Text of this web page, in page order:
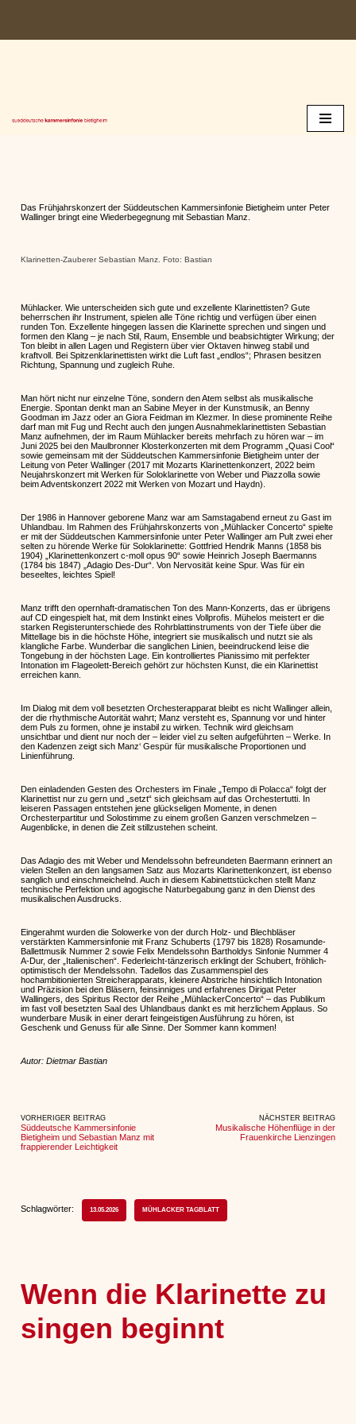
Zum
Das Frühjahrskonzert der Süddeutschen Kammersinfonie Bietigheim unter Peter
Wallinger bringt eine Wiederbegegnung mit Sebastian Manz.
Klarinetten-Zauberer Sebastian Manz. Foto: Bastian
Mühlacker. Wie unterscheiden sich gute und exzellente Klarinettisten? Gute
beherrschen ihr Instrument, spielen alle Töne richtig und verfügen über einen
runden Ton. Exzellente hingegen lassen die Klarinette sprechen und singen und
formen den Klang – je nach Stil, Raum, Ensemble und beabsichtigter Wirkung; der
Ton bleibt in allen Lagen und Registern über vier Oktaven hinweg stabil und
kraftvoll. Bei Spitzenklarinettisten wirkt die Luft fast „endlos“; Phrasen besitzen
Richtung, Spannung und zugleich Ruhe.
Man hört nicht nur einzelne Töne, sondern den Atem selbst als musikalische
Energie. Spontan denkt man an Sabine Meyer in der Kunstmusik, an Benny
Goodman im Jazz oder an Giora Feidman im Klezmer. In diese prominente Reihe
darf man mit Fug und Recht auch den jungen Ausnahmeklarinettisten Sebastian
Manz aufnehmen, der im Raum Mühlacker bereits mehrfach zu hören war – im
Juni 2025 bei den Maulbronner Klosterkonzerten mit dem Programm „Quasi Cool“
sowie gemeinsam mit der Süddeutschen Kammersinfonie Bietigheim unter der
Leitung von Peter Wallinger (2017 mit Mozarts Klarinettenkonzert, 2022 beim
Neujahrskonzert mit Werken für Soloklarinette von Weber und Piazzolla sowie
beim Adventskonzert 2022 mit Werken von Mozart und Haydn).
Der 1986 in Hannover geborene Manz war am Samstagabend erneut zu Gast im
Uhlandbau. Im Rahmen des Frühjahrskonzerts von „Mühlacker Concerto“ spielte
er mit der Süddeutschen Kammersinfonie unter Peter Wallinger am Pult zwei eher
selten zu hörende Werke für Soloklarinette: Gottfried Hendrik Manns (1858 bis
1904) „Klarinettenkonzert c-moll opus 90“ sowie Heinrich Joseph Baermanns
(1784 bis 1847) „Adagio Des-Dur“. Von Nervosität keine Spur. Was für ein
beseeltes, leichtes Spiel!
Manz trifft den opernhaft-dramatischen Ton des Mann-Konzerts, das er übrigens
auf CD eingespielt hat, mit dem Instinkt eines Vollprofis. Mühelos meistert er die
starken Registerunterschiede des Rohrblattinstruments von der Tiefe über die
Mittellage bis in die höchste Höhe, integriert sie musikalisch und nutzt sie als
klangliche Farbe. Wunderbar die sanglichen Linien, beeindruckend leise die
Tongebung in der höchsten Lage. Ein kontrolliertes Pianissimo mit perfekter
Intonation im Flageolett-Bereich gehört zur höchsten Kunst, die ein Klarinettist
erreichen kann.
Im Dialog mit dem voll besetzten Orchesterapparat bleibt es nicht Wallinger allein,
der die rhythmische Autorität wahrt; Manz versteht es, Spannung vor und hinter
dem Puls zu formen, ohne je instabil zu wirken. Technik wird gleichsam
unsichtbar und dient nur noch der – leider viel zu selten aufgeführten – Werke. In
den Kadenzen zeigt sich Manz‘ Gespür für musikalische Proportionen und
Linienführung.
Den einladenden Gesten des Orchesters im Finale „Tempo di Polacca“ folgt der
Klarinettist nur zu gern und „setzt“ sich gleichsam auf das Orchestertutti. In
leiseren Passagen entstehen jene glückseligen Momente, in denen
Orchesterpartitur und Solostimme zu einem großen Ganzen verschmelzen –
Augenblicke, in denen die Zeit stillzustehen scheint.
Das Adagio des mit Weber und Mendelssohn befreundeten Baermann erinnert an
vielen Stellen an den langsamen Satz aus Mozarts Klarinettenkonzert, ist ebenso
sanglich und einschmeichelnd. Auch in diesem Kabinettstückchen stellt Manz
technische Perfektion und agogische Naturbegabung ganz in den Dienst des
musikalischen Ausdrucks.
Eingerahmt wurden die Solowerke von der durch Holz- und Blechbläser
verstärkten Kammersinfonie mit Franz Schuberts (1797 bis 1828) Rosamunde-
Ballettmusik Nummer 2 sowie Felix Mendelssohn Bartholdys Sinfonie Nummer 4
A-Dur, der „Italienischen“. Federleicht-tänzerisch erklingt der Schubert, fröhlich-
optimistisch der Mendelssohn. Tadellos das Zusammenspiel des
hochambitionierten Streicherapparats, kleinere Abstriche hinsichtlich Intonation
und Präzision bei den Bläsern, feinsinniges und erfahrenes Dirigat Peter
Wallingers, des Spiritus Rector der Reihe „MühlackerConcerto“ – das Publikum
im fast voll besetzten Saal des Uhlandbaus dankt es mit herzlichem Applaus. So
wunderbare Musik in einer derart feingeistigen Ausführung zu hören, ist
Geschenk und Genuss für alle Sinne. Der Sommer kann kommen!
Autor: Dietmar Bastian
VORHERIGER BEITRAG
Süddeutsche Kammersinfonie
Bietigheim und Sebastian Manz mit
frappierender Leichtigkeit
NÄCHSTER BEITRAG
Musikalische Höhenflüge in der
Frauenkirche Lienzingen
Schlagwörter: 13.05.2026 MÜHLACKER TAGBLATT
Wenn die Klarinette zu
singen beginnt